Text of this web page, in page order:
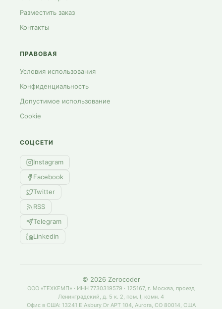
Разместить заказ
Контакты
ПРАВОВАЯ
Условия использования
Конфиденциальность
Допустимое использование
Cookie
СОЦСЕТИ
Instagram
Facebook
Twitter
RSS
Telegram
Linkedin
© 2026 Zerocoder
ООО «ТЕХКЕМП» · ИНН 7730319579 · 125167, г. Москва, проезд
Ленинградский, д. 5 к. 2, пом. I, комн. 4
Офис в США: 13241 E Asbury Dr APT 104, Aurora, CO 80014, США